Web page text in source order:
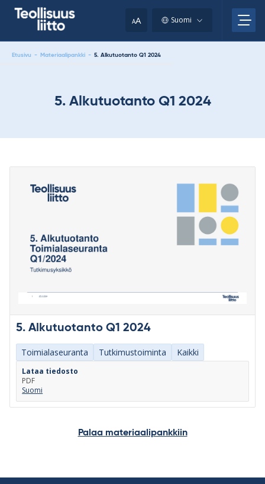
AA Suomi
Etusivu - Materiaalipankki - 5. Alkutuotanto Q1 2024
5. Alkutuotanto Q1 2024
5. Alkutuotanto Q1 2024
Toimialaseuranta Tutkimustoiminta Kaikki
Lataa tiedosto
PDF
Suomi
Palaa materiaalipankkiin
clipboard.)